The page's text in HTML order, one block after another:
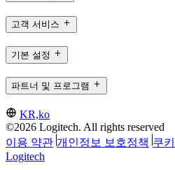
고객 서비스
기본 설정
파트너 및 프로그램
KR,ko
©2026 Logitech. All rights reserved
이용 약관 개인정보 보호정책 쿠
Logitech